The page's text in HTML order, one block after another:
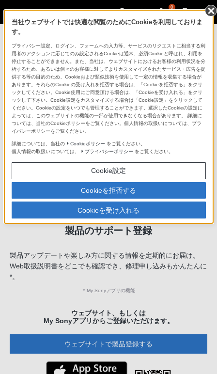
0
「できたらいいな」も
「安心」も
製品のサポート登録
製品アップデートや楽しみ方に関する情報を定期的にお届け。
Web取扱説明書をどこでも確認でき、修理申し込みもかんたんに
*。
＊ My Sonyアプリの機能
ウェブサイト、もしくは
My Sonyアプリからご登録いただけます。
ウェブサイトで製品登録する
当社ウェブサイトでは快適な閲覧のためにCookieを利用しておりま
す。
プライバシー設定、ログイン、フォームへの入力等、サービスのリクエストに相当する利
用者のアクションに応じてのみ設定されるCookieは通常、必須Cookieと呼ばれ、利用を
停止することができません。また、当社は、ウェブサイトにおけるお客様の利用状況を分
析するため、あるいは個々のお客様に対してよりカスタマイズされたサービス・広告を提
供する等の目的のため、Cookieおよび類似技術を使用して一定の情報を収集する場合が
あります。それらのCookieの受け入れを拒否する場合は、「Cookieを拒否する」をクリ
ックしてください。Cookie使用にご同意頂ける場合は、「Cookieを受け入れる」をクリ
ックして下さい。Cookie設定をカスタマイズする場合は「Cookie設定」をクリックして
ください。Cookieの設定をいつでも管理することができます。選択したCookieの設定に
よっては、このウェブサイトの機能の一部が使用できなくなる場合があります。 詳細に
ついては、当社のCookieポリシーをご覧ください。個人情報の取扱いについては、プラ
イバシーポリシーをご覧ください。
詳細については、当社の Cookieポリシー をご覧ください。
個人情報の取扱いについては、
プライバシーポリシー をご覧ください。
Cookie設定
Cookieを拒否する
Cookieを受け入れる